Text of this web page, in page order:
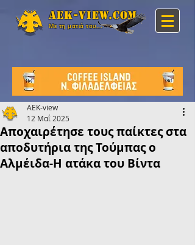
Aek-view.com
Με τη ματιά του...
Αποχαιρέτησε τους παίκτες στα
αποδυτήρια της Τούμπας ο
Αλμέιδα-Η ατάκα του Βίντα
AEK-view
12 Μαΐ 2025